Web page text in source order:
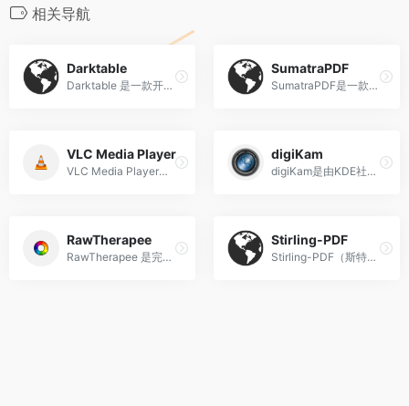
相关导航
Darktable
‌Darktable‌ 是一款开源的专业摄影工作流应用与RAW图像处理器，被称为摄影师的免费虚拟灯箱和暗房，支持全平台运行。
SumatraPDF
SumatraPDF是一款由Krzysztof Kowalczyk开发的‌免费开源轻量级PDF阅读器‌，仅支持Windows平台，以极致轻巧、启动速度快为核心特点，是Adobe Acrobat Reader的轻量化替代选择之一‌。
VLC Media Player
VLC Media Player‌是一款自由、开源、跨平台的多媒体播放器及框架，能够播放绝大多数音频、视频文件以及DVD、音频CD、VCD和各类网络流媒体协议。它无需安装额外解码器即可支持MPEG-2、MPEG-4、H.264、MKV、WebM、WMV、MP3等多种格式‌。
digiKam
digiKam是由KDE社区开发的‌开源跨平台专业数字照片管理工具。
RawTherapee
RawTherapee 是完全免费开源的软件‌，基于GPLv3 copyleft协议发布，你可以免费使用、下载源码自行修改、参与项目贡献，没有任何付费门槛和使用限制，支持Linux、macOS、Windows全平台运行，适配15种以上语言。
Stirling-PDF
Stirling-PDF（斯特林PDF）‌ 是GitHub上排名第一的开源PDF处理工具，拥有超7万星标，是一款完全自托管、支持本地离线运行的PDF全能工具。